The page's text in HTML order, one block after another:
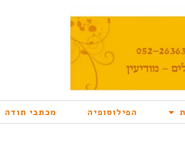
הפילוסופיה מכתבי תודה